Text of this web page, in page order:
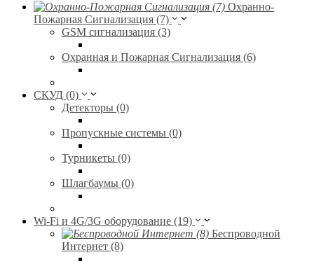
Охранно-
Пожарная Сигнализация (7)
GSM сигнализация (3)
Охранная и Пожарная Сигнализация (6)
СКУД (0)
Детекторы (0)
Пропускные системы (0)
Турникеты (0)
Шлагбаумы (0)
Wi-Fi и 4G/3G оборудование (19)
Беспроводной
Интернет (8)